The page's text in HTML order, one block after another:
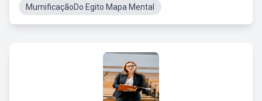
MumificaçãoDo Egito Mapa Mental